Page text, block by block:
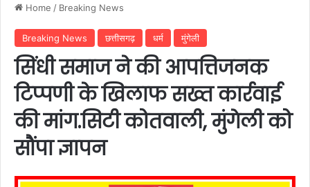
Home / Breaking News
Breaking News छत्तीसगढ़ धर्म मुंगेली
सिंधी समाज ने की आपत्तिजनक
टिप्पणी के खिलाफ सख्त कार्रवाई
की मांग.सिटी कोतवाली, मुंगेली को
सौंपा ज्ञापन